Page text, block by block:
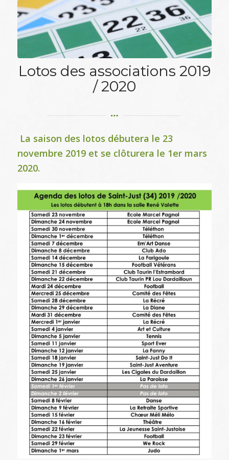
Lotos des associations 2019
/ 2020
La saison des lotos débutera le 23
novembre 2019 et se clôturera le 1er mars
2020.